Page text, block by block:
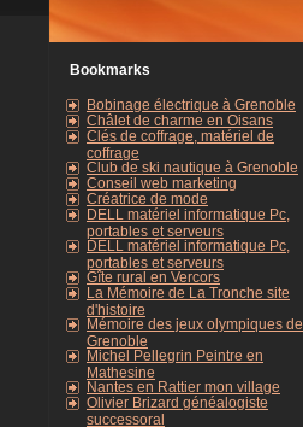
Bookmarks
Bobinage électrique à Grenoble
Châlet de charme en Oisans
Clés de coffrage, matériel de
coffrage
Club de ski nautique à Grenoble
Conseil web marketing
Créatrice de mode
DELL matériel informatique Pc,
portables et serveurs
DELL matériel informatique Pc,
portables et serveurs
Gîte rural en Vercors
La Mémoire de La Tronche site
d'histoire
Mémoire des jeux olympiques de
Grenoble
Michel Pellegrin Peintre en
Mathesine
Nantes en Rattier mon village
Olivier Brizard généalogiste
successoral